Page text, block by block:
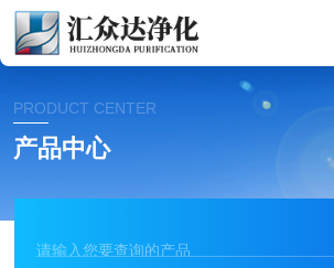
PRODUCT CENTER
产品中心